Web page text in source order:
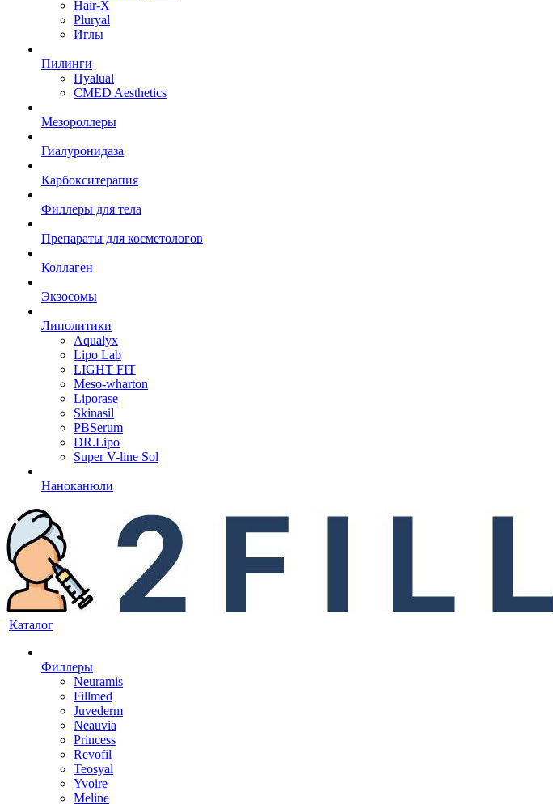
Hair-X
Pluryal
Иглы
Пилинги
Hyalual
CMED Aesthetics
Мезороллеры
Гиалуронидаза
Карбокситерапия
Филлеры для тела
Препараты для косметологов
Коллаген
Экзосомы
Липолитики
Aqualyx
Lipo Lab
LIGHT FIT
Meso-wharton
Liporase
Skinasil
PBSerum
DR.Lipo
Super V-line Sol
Наноканюли
Каталог
Филлеры
Neuramis
Fillmed
Juvederm
Neauvia
Princess
Revofil
Teosyal
Yvoire
Meline